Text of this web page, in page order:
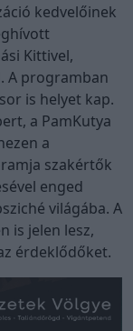
kedvelőinek
Kittivel,
A programban
is helyet kap.
a PamKutya
a
szakértők
enged
világába. A
is jelen lesz,
érdeklődőket.